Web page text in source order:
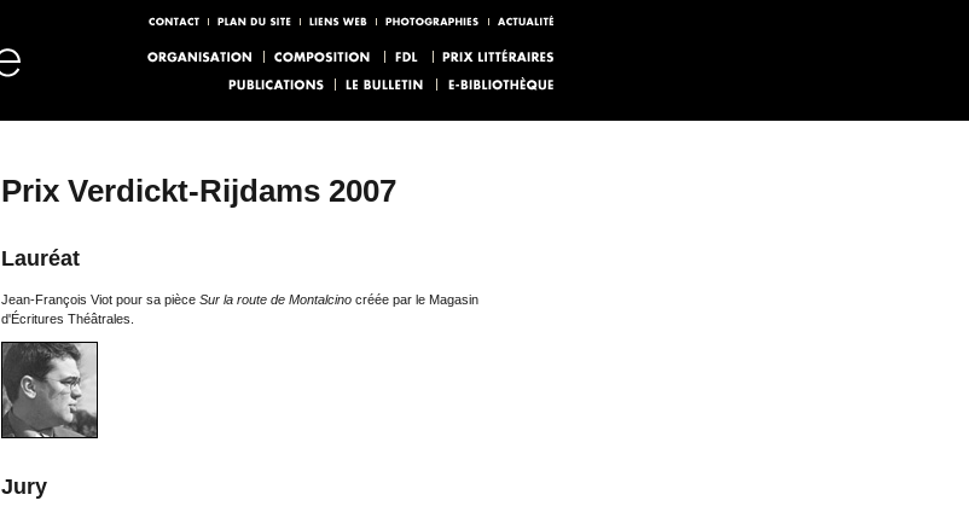
Prix Verdickt-Rijdams 2007
Lauréat
Jean-François Viot pour sa pièce Sur la route de Montalcino créée par le Magasin
d'Écritures Théâtrales.
Jury